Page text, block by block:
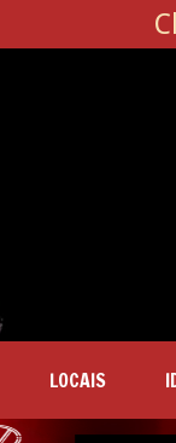
LOCAIS